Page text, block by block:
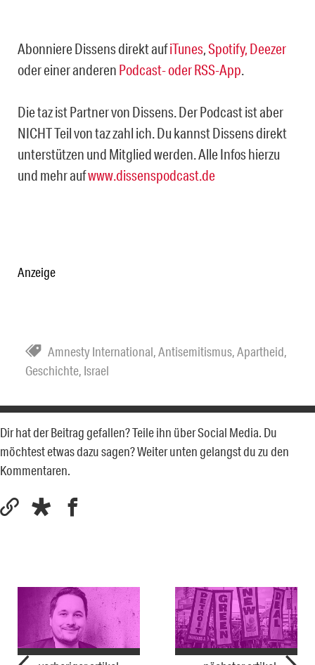
Abonniere Dissens direkt aufiTunes,Spotify, Deezer
oder einer anderen Podcast- oder RSS-App.
Die taz ist Partner von Dissens. Der Podcast ist aber
NICHT Teil von taz zahl ich. Du kannst Dissens direkt
unterstützen und Mitglied werden. Alle Infos hierzu
und mehr aufwww.dissenspodcast.de
Anzeige
Amnesty International,Antisemitismus,Apartheid,
Geschichte, Israel
Dir hat der Beitrag gefallen? Teile ihn über Social Media. Du
möchtest etwas dazu sagen? Weiter unten gelangst du zu den
Kommentaren.